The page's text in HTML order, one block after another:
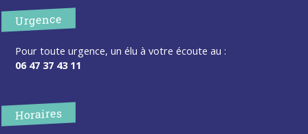
Urgence
Pour toute urgence, un élu à votre écoute au :
06 47 37 43 11
Horaires